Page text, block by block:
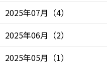
2025年07月 （4）
2025年06月 （2）
2025年05月 （1）